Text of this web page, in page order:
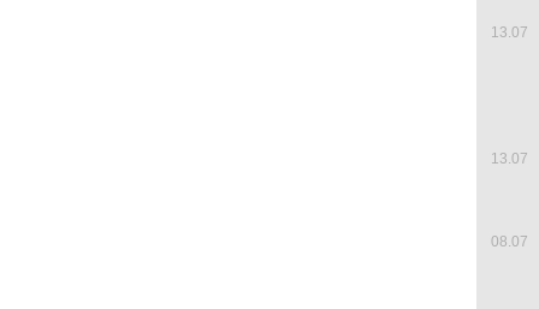
13.07
13.07
08.07